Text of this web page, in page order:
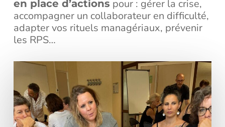
en place d’actions pour : gérer la crise,
accompagner un collaborateur en difficulté,
adapter vos rituels managériaux, prévenir
les RPS…